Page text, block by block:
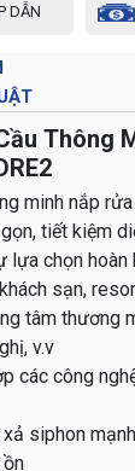
DẪN
Thông
minh nắp
tiết kiệm
lựa chọn hoàn
sạn,
tâm thương
v.v
các công
siphon